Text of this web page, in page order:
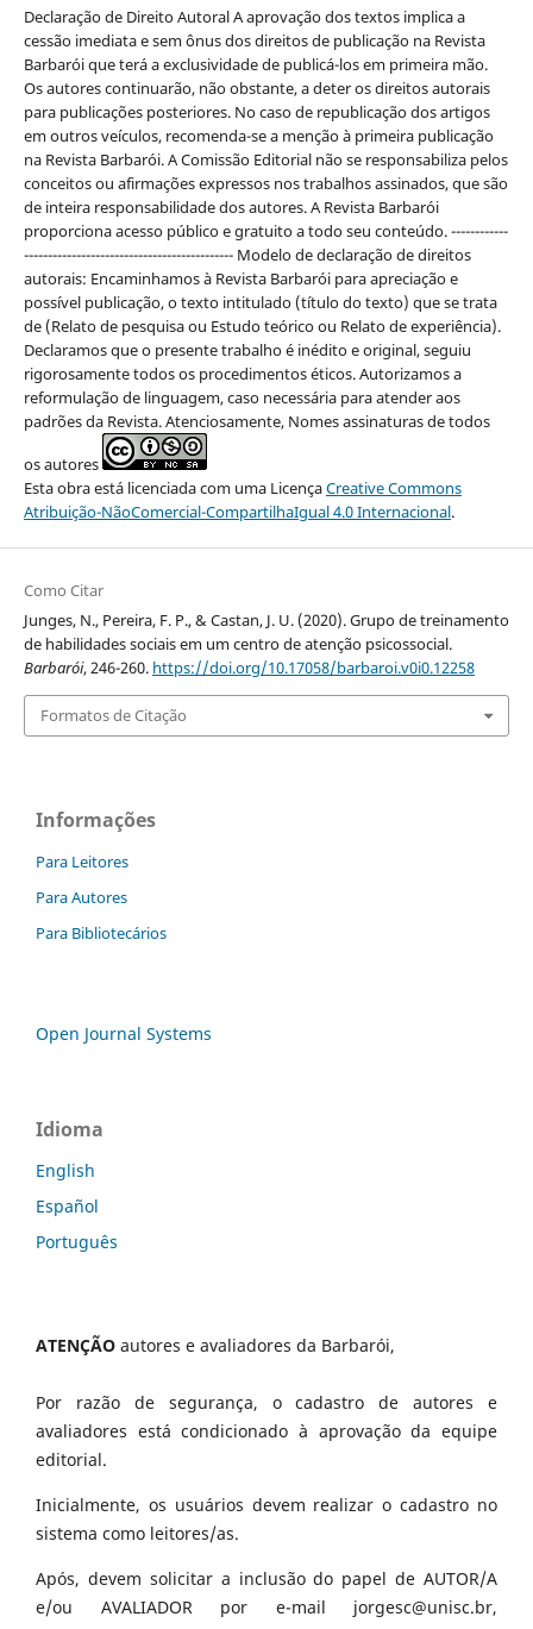
Declaração de Direito Autoral A aprovação dos textos implica a
cessão imediata e sem ônus dos direitos de publicação na Revista
Barbarói que terá a exclusividade de publicá-los em primeira mão.
Os autores continuarão, não obstante, a deter os direitos autorais
para publicações posteriores. No caso de republicação dos artigos
em outros veículos, recomenda-se a menção à primeira publicação
na Revista Barbarói. A Comissão Editorial não se responsabiliza pelos
conceitos ou afirmações expressos nos trabalhos assinados, que são
de inteira responsabilidade dos autores. A Revista Barbarói
proporciona acesso público e gratuito a todo seu conteúdo. ------------
-------------------------------------------- Modelo de declaração de direitos
autorais: Encaminhamos à Revista Barbarói para apreciação e
possível publicação, o texto intitulado (título do texto) que se trata
de (Relato de pesquisa ou Estudo teórico ou Relato de experiência).
Declaramos que o presente trabalho é inédito e original, seguiu
rigorosamente todos os procedimentos éticos. Autorizamos a
reformulação de linguagem, caso necessária para atender aos
padrões da Revista. Atenciosamente, Nomes assinaturas de todos
os autores
Esta obra está licenciada com uma LicençaCreative Commons
Atribuição-NãoComercial-CompartilhaIgual 4.0 Internacional.
Como Citar
Junges, N., Pereira, F. P., & Castan, J. U. (2020). Grupo de treinamento
de habilidades sociais em um centro de atenção psicossocial.
Barbarói, 246-260. https://doi.org/10.17058/barbaroi.v0i0.12258
Formatos de Citação
Informações
Para Leitores
Para Autores
Para Bibliotecários
Open Journal Systems
Idioma
English
Español
Português
ATENÇÃO autores e avaliadores da Barbarói,
Por razão de segurança, o cadastro de autores e
avaliadores está condicionado à aprovação da equipe
editorial.
Inicialmente, os usuários devem realizar o cadastro no
sistema como leitores/as.
Após, devem solicitar a inclusão do papel de AUTOR/A
e/ou AVALIADOR por e-mail jorgesc@unisc.br,